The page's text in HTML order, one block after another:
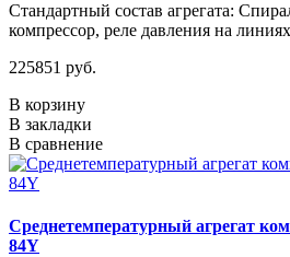
Стандартный состав агрегата:
компрессор, реле давления на
225851 руб.
В корзину
В закладки
В сравнение
Среднетемпературный агрегат
84Y